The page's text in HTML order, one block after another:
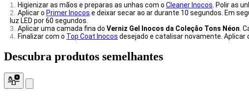
Higienizar as mãos e preparas as unhas com o Cleaner Inocos . Polir as
Aplicar o Primer Inocos e deixar secar ao ar durante 10 segundos. Em
luz LED por 60 segundos.
Aplicar uma camada fina do Verniz Gel Inocos da Coleção Tons Néon .
Finalizar com o Top Coat Inocos desejado e catalisar novamente. Aplicar
Descubra produtos semelhantes